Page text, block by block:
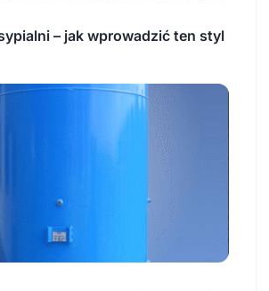
– jak wprowadzić ten styl